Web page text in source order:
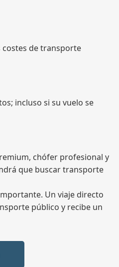
costes de transporte
incluso si su vuelo se
chófer profesional y
que buscar transporte
Un viaje directo
público y recibe un